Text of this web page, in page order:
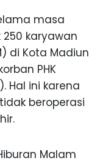
masa
karyawan
di Kota Madiun
PHK
Hal ini karena
beroperasi
Malam